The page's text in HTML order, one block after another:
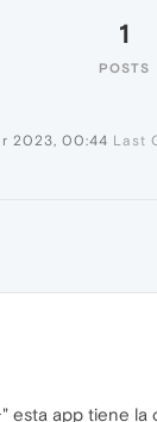
1
POSTS
2023, 00:44 Last
esta app tiene